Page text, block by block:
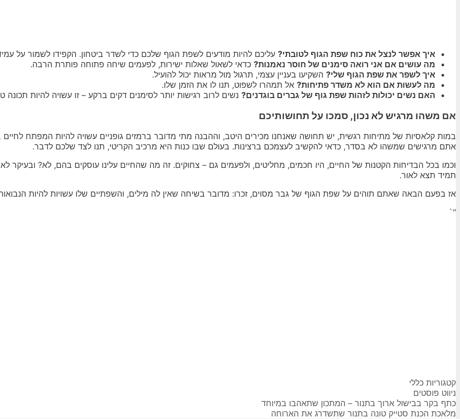
איך אפשר לנצל את כוח שפת הגוף לטובתי? עליכם להיות מודעים לשפת הגוף שלכם כדי לשדר ביטחון. הקפידו לשמור על
מה עושים אם אני רואה סימנים של חוסר נאמנות? כדאי לשאול שאלות ישירות, לפעמים שיחה פתוחה פותרת הרבה.
איך לשפר את שפת הגוף שלי? השקיעו בעניין עצמי, תרגול מול מראות יכול להועיל.
מה לעשות אם הוא לא משדר פתיחות? אל תמהרו לשפוט, תנו לו את הזמן שלו.
האם נשים יכולות לזהות שפת גוף של גברים בוגדנים? נשים לרוב רגישות יותר לסימנים דקים ברקע – זו עשויה להיות תכונה
אם משהו מרגיש לא נכון, סמכו על תחושותיכם
במות קלאסיות של מתיחות רגשית, יש תחושה שאנחנו מכירים היטב, וההבנה מתי מדובר ברמזים גופניים עשויה להיות המפתח לחיים
אתם מרגישים שמשהו לא בסדר, כדאי להקשיב לעצמכם ברצינות. בעולם שבו כנות היא מרכיב הקריטי, תנו לצד שלכם לדבר.
וכמו בכל הבדיחות הקטנות של החיים, היו חכמים, מחליטים, ולפעמים גם – צחוקים. זה מה שהחיים עלינו עוסקים בהם, לא?
תמיד תצא לאור.
אז בפעם הבאה שאתם תוהים על שפת הגוף של גבר מסוים, זכרו: מדובר בשיחה שאין לה מילים, והשפתיים שלו עשויות להיות
"`
קטגוריות כללי
ניווט פוסטים
כתף בקר בבישול ארוך בתנור – המתכון שתאהבו במיוחד
מלאכת הכנת סטייק טונה בתנור שתשדרג את הארוחה